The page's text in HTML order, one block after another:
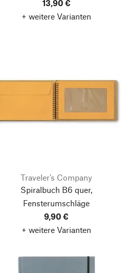
13,90 €
+ weitere Varianten
Traveler’s Company
Spiralbuch B6 quer,
Fensterumschläge
9,90 €
+ weitere Varianten